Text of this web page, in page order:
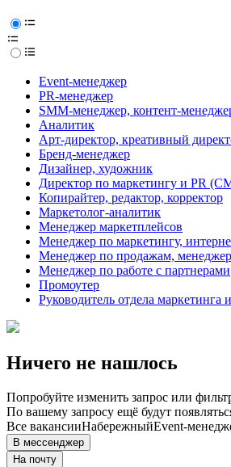
Event-менеджер
PR-менеджер
SMM-менеджер, контент-
Аналитик
Арт-директор, креативный
Бренд-менеджер
Дизайнер, художник
Директор по маркетингу и PR
Копирайтер, редактор, корректор
Маркетолог-аналитик
Менеджер маркетплейсов
Менеджер по маркетингу,
Менеджер по продажам,
Менеджер по работе с партнерами
Промоутер
Руководитель отдела маркетинга
Ничего не нашлось
Попробуйте изменить запрос или
По вашему запросу ещё будут
Все вакансииНабережныйEvent-
В мессенджер
На почту